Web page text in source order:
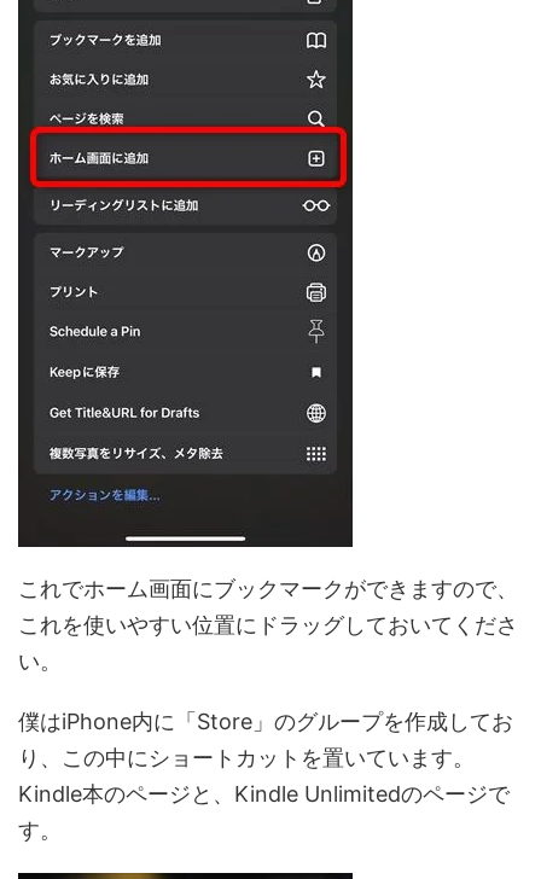
これでホーム画面にブックマークができますので、
これを使いやすい位置にドラッグしておいてくださ
い。
僕はiPhone内に「Store」のグループを作成してお
り、この中にショートカットを置いています。
Kindle本のページと、Kindle Unlimitedのページで
す。